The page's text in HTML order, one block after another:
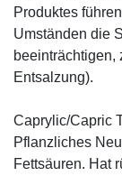
Produktes
Umständen die
beeinträchtigen,
Entsalzung).
Caprylic/Capric
Pflanzliches
Fettsäuren. Hat